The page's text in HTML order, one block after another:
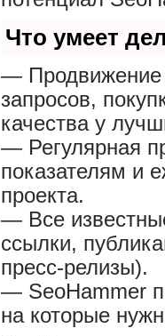
Что умеет
— Продвижение
запросов,
качества у
— Регулярная
показателям и
проекта.
— Все
ссылки,
пресс-релизы).
— SeoHammer
на которые